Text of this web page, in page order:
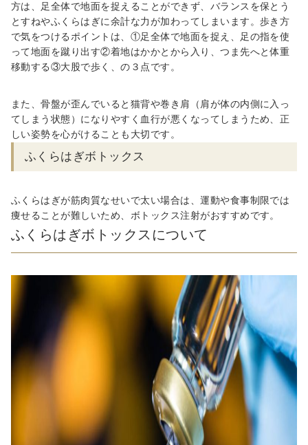
方は、足全体で地面を捉えることができず、バランスを保とう
とすねやふくらはぎに余計な力が加わってしまいます。 歩き方
で気をつけるポイントは、①足全体で地面を捉え、足の指を使
って地面を蹴り出す②着地はかかとから入り、つま先へと体重
移動する③大股で歩く、の３点です。
また、骨盤が歪んでいると猫背や巻き肩（肩が体の内側に入っ
てしまう状態）になりやすく血行が悪くなってしまうため、正
しい姿勢を心がけることも大切です。
ふくらはぎボトックス
ふくらはぎが筋肉質なせいで太い場合は、運動や食事制限では
痩せることが難しいため、ボトックス注射がおすすめです。
ふくらはぎボトックスについて